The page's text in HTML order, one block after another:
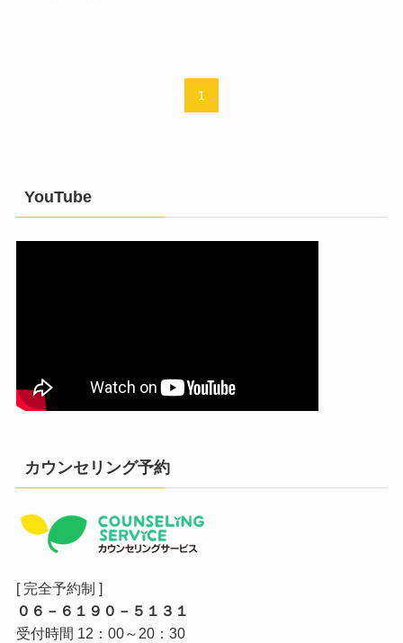
1
YouTube
カウンセリング予約
[ 完全予約制 ]
０６－６１９０－５１３１
受付時間 12：00～20：30